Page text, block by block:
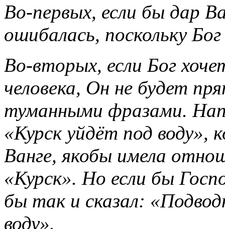
Во-первых, если бы дар
ошибалась, поскольку
Во-вторых, если Бог
человека, Он не будет
туманными фразами.
«Курск уйдёт под воду»,
Ванге, якобы имела
«Курск». Но если бы
бы так и сказал:
воду».